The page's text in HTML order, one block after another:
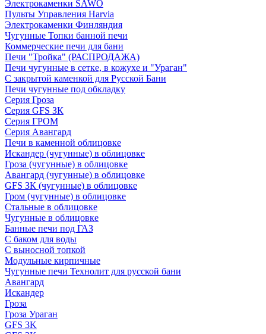
Электрокаменки SAWO
Пульты Управления Harvia
Электрокаменки Финляндия
Чугунные Топки банной печи
Коммерческие печи для бани
Печи "Тройка" (РАСПРОДАЖА)
Печи чугунные в сетке, в кожухе и "Ураган"
С закрытой каменкой для Русской Бани
Печи чугунные под обкладку
Серия Гроза
Серия GFS ЗК
Серия ГРОМ
Серия Авангард
Печи в каменной облицовке
Искандер (чугунные) в облицовке
Гроза (чугунные) в облицовке
Авангард (чугунные) в облицовке
GFS ЗК (чугунные) в облицовке
Гром (чугунные) в облицовке
Стальные в облицовке
Чугунные в облицовке
Банные печи под ГАЗ
С баком для воды
С выносной топкой
Модульные кирпичные
Чугунные печи Технолит для русской бани
Авангард
Искандер
Гроза
Гроза Ураган
GFS 3K